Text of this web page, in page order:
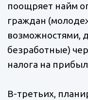
поощряет найм
граждан
возможностями,
безработные)
налога на
В-третьих,